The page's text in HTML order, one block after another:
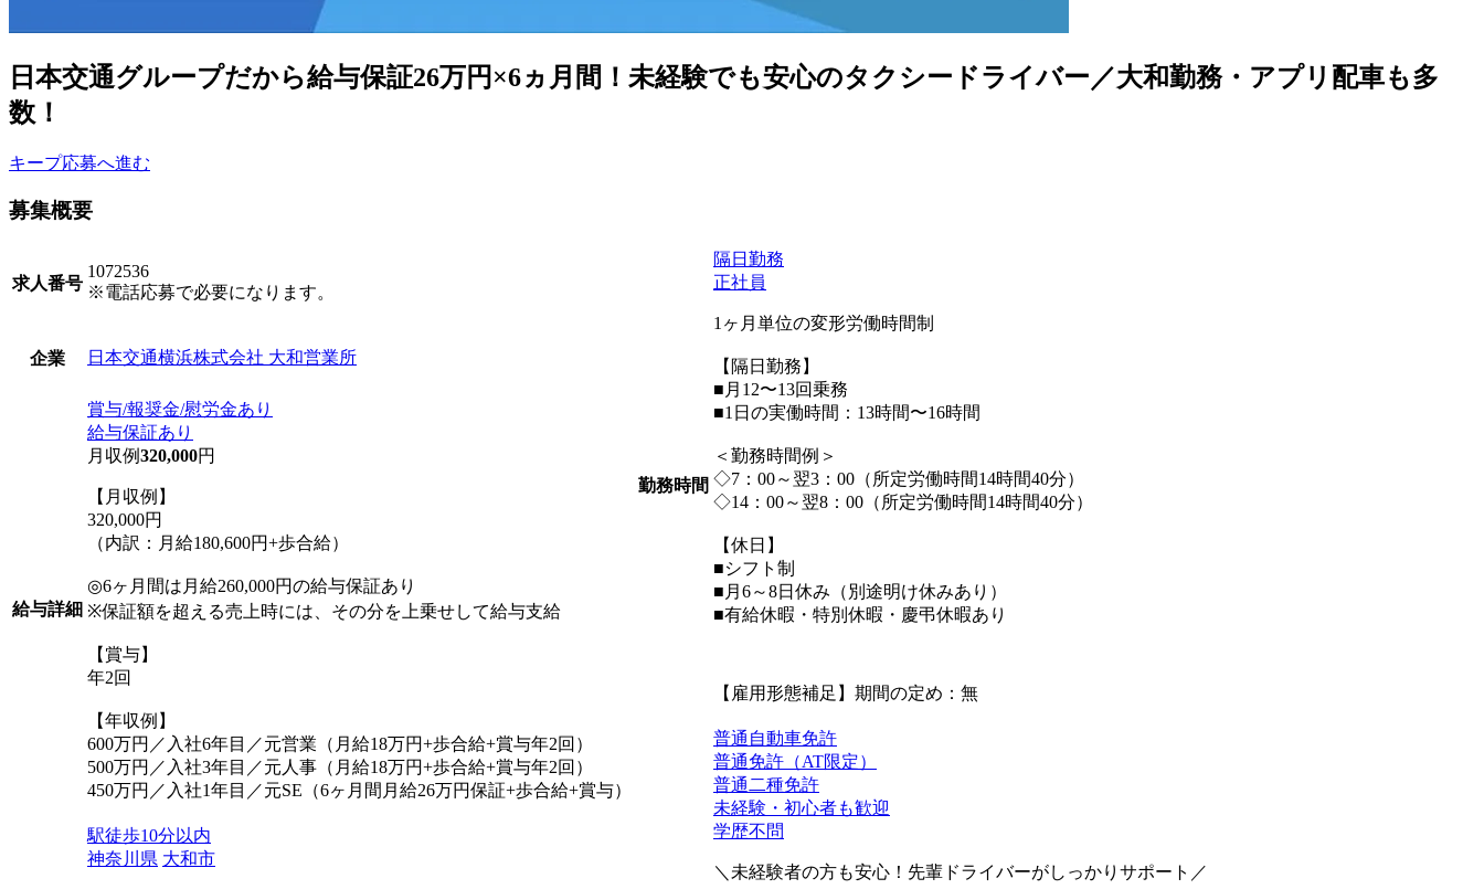
日本交通グループだから給与保証26万円×6ヵ月間！未経験でも安心のタクシードライバー／大和勤務・アプリ配車も多
数！
キープ応募へ進む
募集概要
求人番号
1072536
※電話応募で必要になります。
企業 日本交通横浜株式会社 大和営業所
給与詳細
賞与/報奨金/慰労金あり
給与保証あり
月収例320,000円
【月収例】
320,000円
（内訳：月給180,600円+歩合給）
◎6ヶ月間は月給260,000円の給与保証あり
※保証額を超える売上時には、その分を上乗せして給与支給
【賞与】
年2回
【年収例】
600万円／入社6年目／元営業（月給18万円+歩合給+賞与年2回）
500万円／入社3年目／元人事（月給18万円+歩合給+賞与年2回）
450万円／入社1年目／元SE（6ヶ月間月給26万円保証+歩合給+賞与）
駅徒歩10分以内
神奈川県 大和市
勤務時間
隔日勤務
正社員
1ヶ月単位の変形労働時間制
【隔日勤務】
■月12〜13回乗務
■1日の実働時間：13時間〜16時間
＜勤務時間例＞
◇7：00～翌3：00（所定労働時間14時間40分）
◇14：00～翌8：00（所定労働時間14時間40分）
【休日】
■シフト制
■月6～8日休み（別途明け休みあり）
■有給休暇・特別休暇・慶弔休暇あり
【雇用形態補足】期間の定め：無
普通自動車免許
普通免許（AT限定）
普通二種免許
未経験・初心者も歓迎
学歴不問
＼未経験者の方も安心！先輩ドライバーがしっかりサポート／